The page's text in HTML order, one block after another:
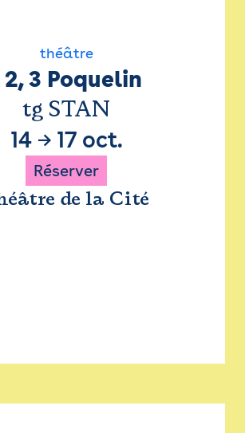
théâtre
2, 3 Poquelin
tg STAN
14→ 17 oct.
Réserver
de la Cité